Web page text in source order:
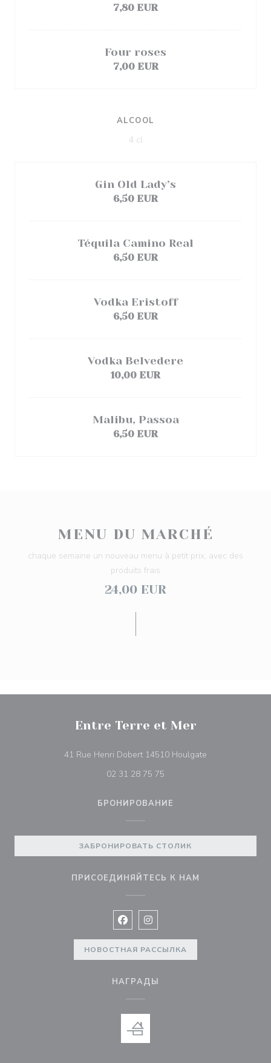
7,80 EUR
Four roses
7,00 EUR
ALCOOL
4 cl
Gin Old Lady’s
6,50 EUR
Téquila Camino Real
6,50 EUR
Vodka Eristoff
6,50 EUR
Vodka Belvedere
10,00 EUR
Malibu, Passoa
6,50 EUR
MENU DU MARCHÉ
chaque semaine un nouveau menu à petit prix, avec des
produits frais
24,00 EUR
Entre Terre et Mer
41 Rue Henri Dobert 14510 Houlgate
02 31 28 75 75
БРОНИРОВАНИЕ
ЗАБРОНИРОВАТЬ СТОЛИК
ПРИСОЕДИНЯЙТЕСЬ К НАМ
Facebook ((открывается в новом
Instagram ((открывается в
НОВОСТНАЯ РАССЫЛКА
НАГРАДЫ